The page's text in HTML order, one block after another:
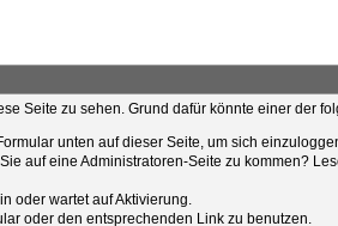
Seite zu sehen. Grund dafür könnte einer der
unten auf dieser Seite, um sich
auf eine Administratoren-Seite zu kommen?
oder wartet auf Aktivierung.
oder den entsprechenden Link zu benutzen.